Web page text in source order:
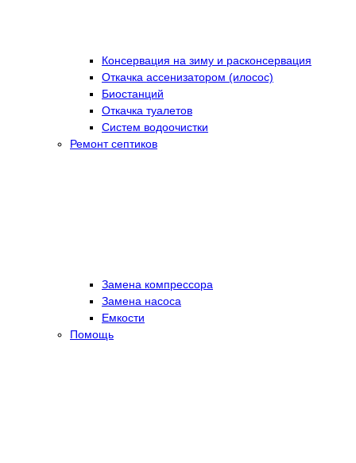
Консервация на зиму и расконсервация
Откачка ассенизатором (илосос)
Биостанций
Откачка туалетов
Систем водоочистки
Ремонт септиков
Замена компрессора
Замена насоса
Емкости
Помощь